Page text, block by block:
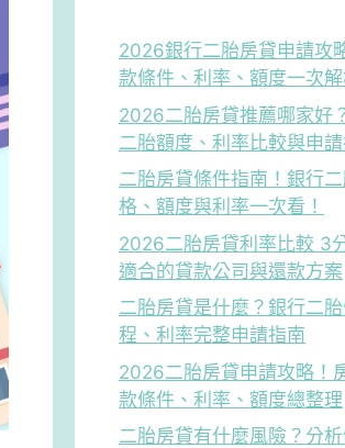
2026銀行二胎房貸申請攻
款條件、利率、額度一次解
2026二胎房貸推薦哪家好
二胎額度、利率比較與申
二胎房貸條件指南！銀行
格、額度與利率一次看！
2026二胎房貸利率比較 3
適合的貸款公司與還款方案
二胎房貸是什麼？銀行二
程、利率完整申請指南
2026二胎房貸申請攻略！
款條件、利率、額度總整理
二胎房貸有什麼風險？分